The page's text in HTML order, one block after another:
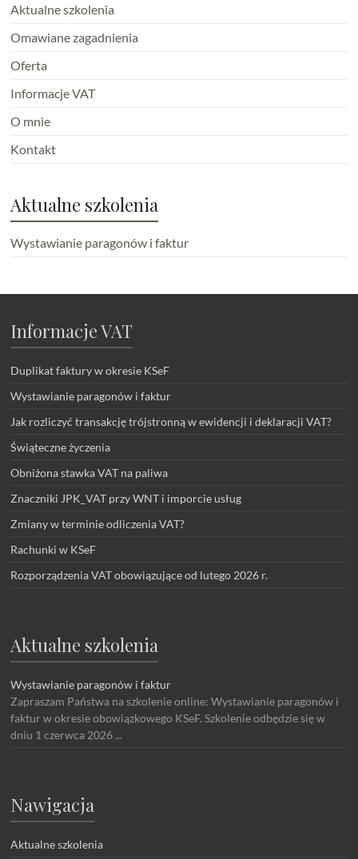
Aktualne szkolenia
Omawiane zagadnienia
Oferta
Informacje VAT
O mnie
Kontakt
Aktualne szkolenia
Wystawianie paragonów i faktur
Informacje VAT
Duplikat faktury w okresie KSeF
Wystawianie paragonów i faktur
Jak rozliczyć transakcję trójstronną w ewidencji i deklaracji VAT?
Świąteczne życzenia
Obniżona stawka VAT na paliwa
Znaczniki JPK_VAT przy WNT i imporcie usług
Zmiany w terminie odliczenia VAT?
Rachunki w KSeF
Rozporządzenia VAT obowiązujące od lutego 2026 r.
Aktualne szkolenia
Wystawianie paragonów i faktur
Zapraszam Państwa na szkolenie online: Wystawianie paragonów i
faktur w okresie obowiązkowego KSeF. Szkolenie odbędzie się w
dniu 1 czerwca 2026 ...
Nawigacja
Aktualne szkolenia